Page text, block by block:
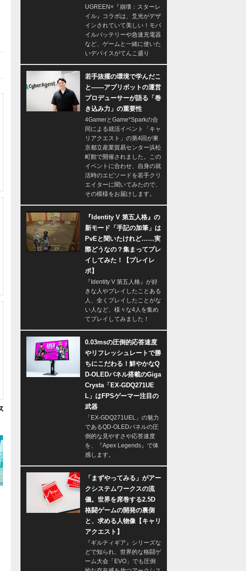
UGREEN×『崩壊：スターレ
イル』コラボは、爻光がデザ
インされていて美しい！モバ
イルバッテリーや急速充電器
など、ゲームと一緒に使いた
いデバイスがてんこ盛り
若手抜擢の環境で学んだこ
と――アプリボットの運営
プロデューサーが語る「巻
き込み力」の重要性
4GamerとGame*Sparkの合
同による就活イベント「キャ
リアクエスト」の第4回が東
京都立産業貿易センター浜松
町館で開催されました。この
イベントに合わせ、自身の就
活時のエピソードを若手クリ
エイターに聞いてみたので、
その模様をお届けします。
『Identity V 第五人格』の
新モード「手記の加筆」は
PvEと聞いたけれど……実
際どうなの？集まってプレ
イしてみた！【プレイレ
ポ】
『Identity V 第五人格』が好
きな人やプレイしたことある
人、全くプレイしたことがな
い人など、様々な4人を集め
てプレイしてみました！
0.03msの圧倒的応答速度
やリフレッシュレートで勝
ちにこだわる！鮮やかなQ
D-OLEDパネル搭載のGiga
Crysta「EX-GDQ271UE
L」はFPSゲーマー注目の
武器
「EX-GDQ271UEL」の魅力
であるQD-OLEDパネルの圧
倒的な見やすさや応答速度
を、『Apex Legends』で体
感します。
「まずやってみる」がアー
クシステムワークスの流
儀。世界を席巻する2.5D
格闘ゲームの開発の裏側
と、求める人物像【キャリ
アクエスト】
『ギルティギア』シリーズな
どで知られ、世界的な格闘ゲ
ーム大会「EVO」でも圧倒